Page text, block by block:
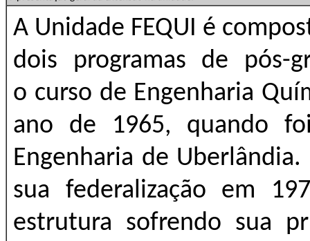
A Unidade FEQUI é
dois programas de pós-
o curso de Engenharia
ano de 1965, quando
Engenharia de
sua federalização em
estrutura sofrendo sua